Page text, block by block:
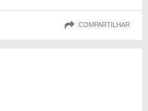
COMPARTILHAR